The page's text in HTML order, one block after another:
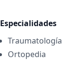
Especialidades
Traumatología
Ortopedia